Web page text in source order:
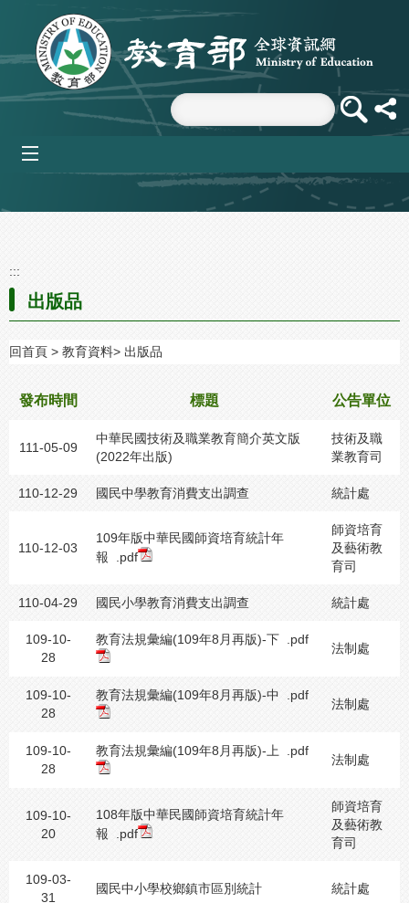
跳到主要內容區塊
:::
出版品
回首頁 教育資料 出版品
發布時間 標題 公告單位
111-05-09
中華民國技術及職業教育簡介英文版
(2022年出版)
技術及職
業教育司
110-12-29 國民中學教育消費支出調查 統計處
110-12-03
109年版中華民國師資培育統計年
報
.pdf
師資培育
及藝術教
育司
110-04-29 國民小學教育消費支出調查 統計處
109-10-
28
教育法規彙編(109年8月再版)-下 .pdf
法制處
109-10-
28
教育法規彙編(109年8月再版)-中 .pdf
法制處
109-10-
28
教育法規彙編(109年8月再版)-上 .pdf
法制處
109-10-
20
108年版中華民國師資培育統計年
報
.pdf
師資培育
及藝術教
育司
109-03-
31
國民中小學校鄉鎮市區別統計 統計處